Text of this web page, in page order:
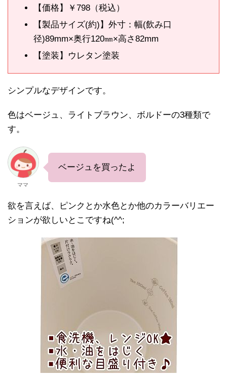
【価格】￥798（税込）
【製品サイズ(約)】外寸：幅(飲み口
径)89mm×奥行120㎜×高さ82mm
【塗装】ウレタン塗装
シンプルなデザインです。
色はベージュ、ライトブラウン、ボルドーの3種類で
す。
ママ
ベージュを買ったよ
欲を言えば、ピンクとか水色とか他のカラーバリエー
ションが欲しいとこですね(^^;